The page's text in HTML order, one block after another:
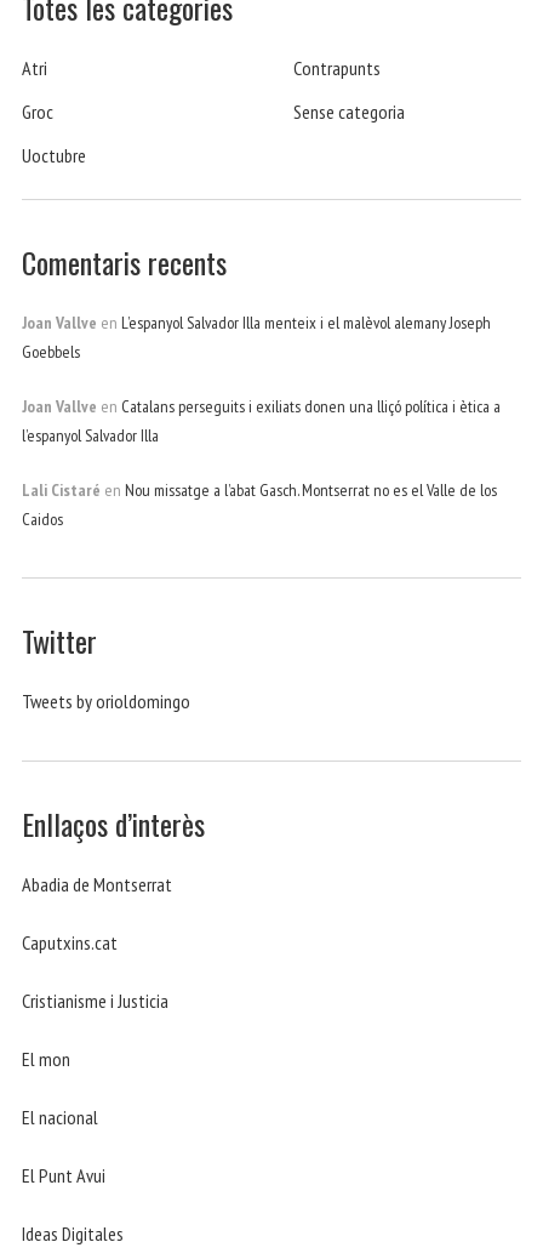
Atri
Contrapunts
Groc
Sense categoria
Uoctubre
Comentaris recents
Joan Vallve en L’espanyol Salvador Illa menteix i el malèvol alemany Joseph
Goebbels
Joan Vallve en Catalans perseguits i exiliats donen una lliçó política i ètica a
l’espanyol Salvador Illa
Lali Cistaré en Nou missatge a l’abat Gasch. Montserrat no es el Valle de los
Caidos
Twitter
Tweets by orioldomingo
Enllaços d’interès
Abadia de Montserrat
Caputxins.cat
Cristianisme i Justicia
El mon
El nacional
El Punt Avui
Ideas Digitales